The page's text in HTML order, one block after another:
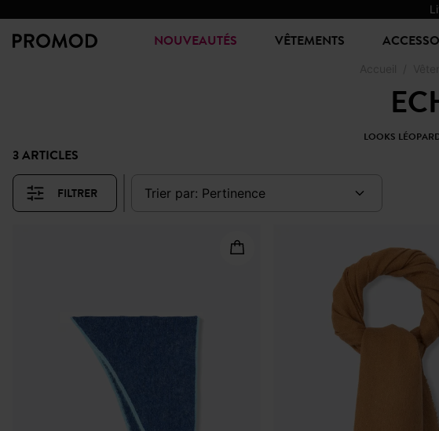
NOUVEAUTÉS VÊTEMENTS
LOOKS
3 ARTICLES
FILTRER trier par: pertinence